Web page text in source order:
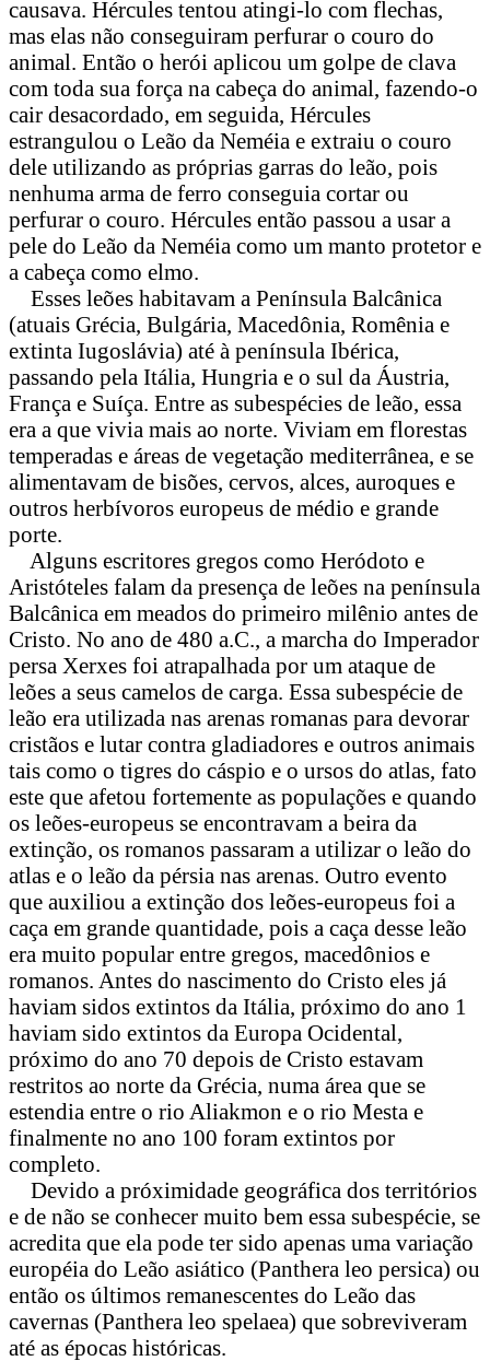
causava. Hércules tentou atingi-lo com flechas,
mas elas não conseguiram perfurar o couro do
animal. Então o herói aplicou um golpe de clava
com toda sua força na cabeça do animal, fazendo-o
cair desacordado, em seguida, Hércules
estrangulou o Leão da Neméia e extraiu o couro
dele utilizando as próprias garras do leão, pois
nenhuma arma de ferro conseguia cortar ou
perfurar o couro. Hércules então passou a usar a
pele do Leão da Neméia como um manto protetor e
a cabeça como elmo.
Esses leões habitavam a Península Balcânica
(atuais Grécia, Bulgária, Macedônia, Romênia e
extinta Iugoslávia) até à península Ibérica,
passando pela Itália, Hungria e o sul da Áustria,
França e Suíça. Entre as subespécies de leão, essa
era a que vivia mais ao norte. Viviam em florestas
temperadas e áreas de vegetação mediterrânea, e se
alimentavam de bisões, cervos, alces, auroques e
outros herbívoros europeus de médio e grande
porte.
Alguns escritores gregos como Heródoto e
Aristóteles falam da presença de leões na península
Balcânica em meados do primeiro milênio antes de
Cristo. No ano de 480 a.C., a marcha do Imperador
persa Xerxes foi atrapalhada por um ataque de
leões a seus camelos de carga. Essa subespécie de
leão era utilizada nas arenas romanas para devorar
cristãos e lutar contra gladiadores e outros animais
tais como o tigres do cáspio e o ursos do atlas, fato
este que afetou fortemente as populações e quando
os leões-europeus se encontravam a beira da
extinção, os romanos passaram a utilizar o leão do
atlas e o leão da pérsia nas arenas. Outro evento
que auxiliou a extinção dos leões-europeus foi a
caça em grande quantidade, pois a caça desse leão
era muito popular entre gregos, macedônios e
romanos. Antes do nascimento do Cristo eles já
haviam sidos extintos da Itália, próximo do ano 1
haviam sido extintos da Europa Ocidental,
próximo do ano 70 depois de Cristo estavam
restritos ao norte da Grécia, numa área que se
estendia entre o rio Aliakmon e o rio Mesta e
finalmente no ano 100 foram extintos por
completo.
Devido a próximidade geográfica dos territórios
e de não se conhecer muito bem essa subespécie, se
acredita que ela pode ter sido apenas uma variação
européia do Leão asiático (Panthera leo persica) ou
então os últimos remanescentes do Leão das
cavernas (Panthera leo spelaea) que sobreviveram
até as épocas históricas.